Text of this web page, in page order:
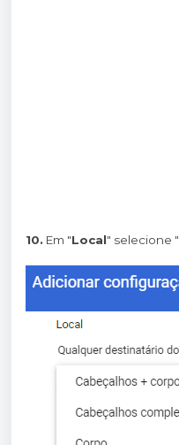
10. Em "Local" selecione "